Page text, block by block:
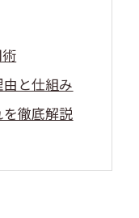
と仕組み
徹底解説
比較
処分